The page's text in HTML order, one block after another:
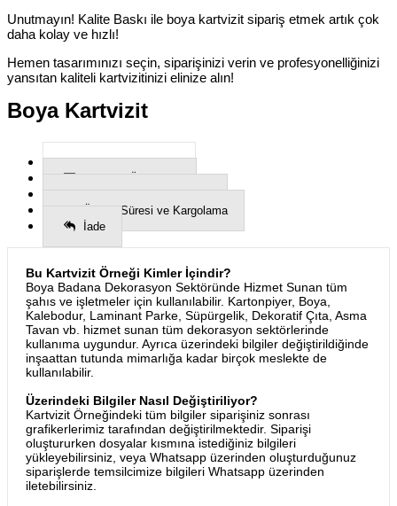
Unutmayın! Kalite Baskı ile boya kartvizit sipariş etmek artık çok
daha kolay ve hızlı!
Hemen tasarımınızı seçin, siparişinizi verin ve profesyonelliğinizi
yansıtan kaliteli kartvizitinizi elinize alın!
Boya Kartvizit
Üretim Süresi ve Kargolama
İade
Bu Kartvizit Örneği Kimler İçindir?
Boya Badana Dekorasyon Sektöründe Hizmet Sunan tüm
şahıs ve işletmeler için kullanılabilir. Kartonpiyer, Boya,
Kalebodur, Laminant Parke, Süpürgelik, Dekoratif Çıta, Asma
Tavan vb. hizmet sunan tüm dekorasyon sektörlerinde
kullanıma uygundur. Ayrıca üzerindeki bilgiler değiştirildiğinde
inşaattan tutunda mimarlığa kadar birçok meslekte de
kullanılabilir.
Üzerindeki Bilgiler Nasıl Değiştiriliyor?
Kartvizit Örneğindeki tüm bilgiler siparişiniz sonrası
grafikerlerimiz tarafından değiştirilmektedir. Siparişi
oluştururken dosyalar kısmına istediğiniz bilgileri
yükleyebilirsiniz, veya Whatsapp üzerinden oluşturduğunuz
siparişlerde temsilcimize bilgileri Whatsapp üzerinden
iletebilirsiniz.